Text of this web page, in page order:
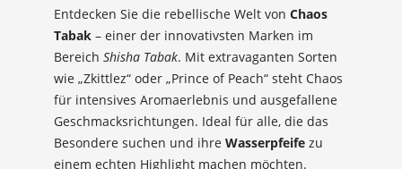
Entdecken Sie die rebellische Welt von Chaos
Tabak – einer der innovativsten Marken im
Bereich Shisha Tabak. Mit extravaganten Sorten
wie „Zkittlez“ oder „Prince of Peach“ steht Chaos
für intensives Aromaerlebnis und ausgefallene
Geschmacksrichtungen. Ideal für alle, die das
Besondere suchen und ihre Wasserpfeife zu
einem echten Highlight machen möchten.